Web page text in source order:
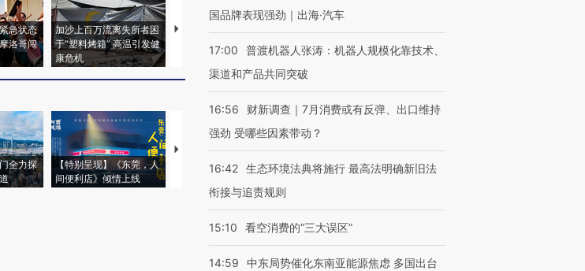
急状态
洛哥闯
加沙上百万流离失所者困
于“塑料烤箱” 高温引发健
康危机
视线｜HYROX的吸金
术：是什么让中产们甘
心“花钱找虐”？
马航飞行员跨国走私7万
粒摇头丸 尿检体内含3种
毒品
视线｜被称为“蟑螂”的印
度Z世代 用街头抗争将教
育部长拱下台
全力探
【特别呈现】《东莞，人
间便利店》倾情上线
【推广】走进第四届链博
会，让数智科技“链”接产
【特别呈现】寻找100种
【商旅对话】华住集团
CFO：不靠规模取胜，华
国品牌表现强劲｜出海·汽车
17:00
普渡机器人张涛：机器人规模化靠技术、
渠道和产品共同突破
16:56
财新调查｜7月消费或有反弹、出口维持
强劲 受哪些因素带动？
16:42 生态环境法典将施行 最高法明确新旧法
衔接与追责规则
15:10 看空消费的“三大误区”
14:59
中东局势催化东南亚能源焦虑 多国出台